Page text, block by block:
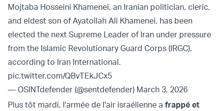
Mojtaba Hosseini Khamenei, an Iranian politician, cleric,
and eldest son of Ayatollah Ali Khamenei, has been
elected the next Supreme Leader of Iran under pressure
from the Islamic Revolutionary Guard Corps (IRGC),
according to Iran International.
pic.twitter.com/QBvTEkJCx5
— OSINTdefender (@sentdefender) March 3, 2026
Plus tôt mardi, l'armée de l'air israélienne a frappé et